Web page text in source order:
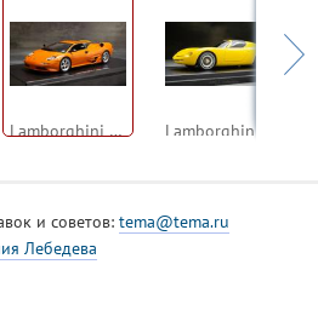
Lamborghini Canto
и советов: tema@tema.ru
Лебедева